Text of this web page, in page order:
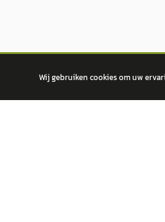
Wij gebruiken cookies om uw